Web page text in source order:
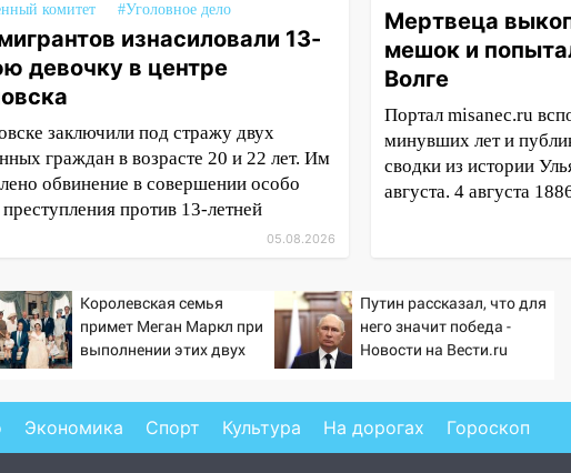
комитет
#Уголовное дело
изнасиловали 13-
девочку в центре
заключили под стражу двух
граждан в возрасте 20 и 22 лет. Им
обвинение в совершении особо
против 13-летней
05.08.2026
Мертвеца
мешок и
Волге
Портал misanec.ru
минувших лет и
сводки из истории
августа. 4 августа
Королевская семья
примет Меган Маркл при
выполнении этих двух
Путин рассказал, что для
него значит победа -
Новости на Вести.ru
Экономика Спорт Культура На дорогах Гороскоп